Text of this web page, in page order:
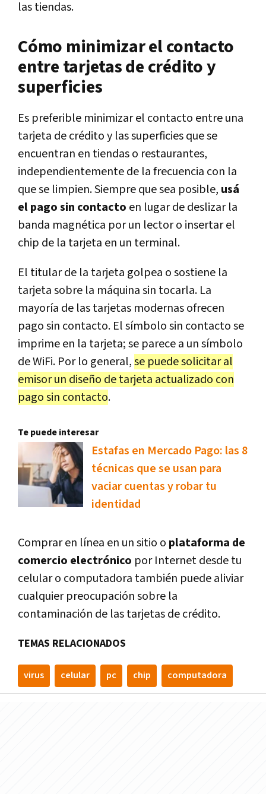
las tiendas.
Cómo minimizar el contacto
entre tarjetas de crédito y
superficies
Es preferible minimizar el contacto entre una
tarjeta de crédito y las superficies que se
encuentran en tiendas o restaurantes,
independientemente de la frecuencia con la
que se limpien. Siempre que sea posible, usá
el pago sin contacto en lugar de deslizar la
banda magnética por un lector o insertar el
chip de la tarjeta en un terminal.
El titular de la tarjeta golpea o sostiene la
tarjeta sobre la máquina sin tocarla. La
mayoría de las tarjetas modernas ofrecen
pago sin contacto. El símbolo sin contacto se
imprime en la tarjeta; se parece a un símbolo
de WiFi. Por lo general,se puede solicitar al
emisor un diseño de tarjeta actualizado con
pago sin contacto.
Te puede interesar
Estafas en Mercado Pago: las 8
técnicas que se usan para
vaciar cuentas y robar tu
identidad
Comprar en línea en un sitio o plataforma de
comercio electrónico por Internet desde tu
celular o computadora también puede aliviar
cualquier preocupación sobre la
contaminación de las tarjetas de crédito.
TEMAS RELACIONADOS
virus celular pc chip computadora